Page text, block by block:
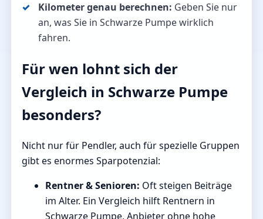
Kilometer genau berechnen: Geben Sie nur
an, was Sie in Schwarze Pumpe wirklich
fahren.
Für wen lohnt sich der
Vergleich in Schwarze Pumpe
besonders?
Nicht nur für Pendler, auch für spezielle Gruppen
gibt es enormes Sparpotenzial:
Rentner & Senioren: Oft steigen Beiträge
im Alter. Ein Vergleich hilft Rentnern in
Schwarze Pumpe, Anbieter ohne hohe